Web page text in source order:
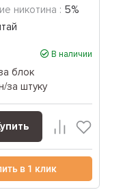
никотина : 5%
В наличии
блок
за штуку
в 1 клик